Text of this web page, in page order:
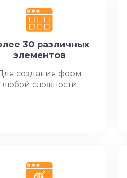
30 различных
элементов
создания форм
любой сложности